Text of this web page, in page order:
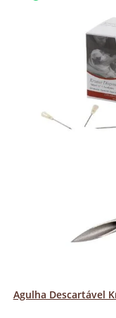
Agulha Descartável